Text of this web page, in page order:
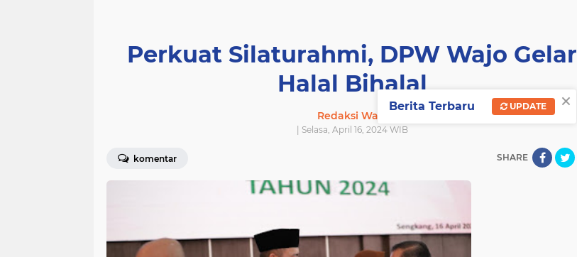
Perkuat Silaturahmi, DPW Wajo Gelar
Halal Bihalal
Redaksi Wajo
| Selasa, April 16, 2024 WIB
komentar SHARE
×
Berita Terbaru UPDATE